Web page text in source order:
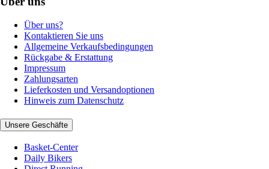
Über uns?
Kontaktieren Sie uns
Allgemeine Verkaufsbedingungen
Rückgabe & Erstattung
Impressum
Zahlungsarten
Lieferkosten und Versandoptionen
Hinweis zum Datenschutz
Unsere Geschäfte
Basket-Center
Daily Bikers